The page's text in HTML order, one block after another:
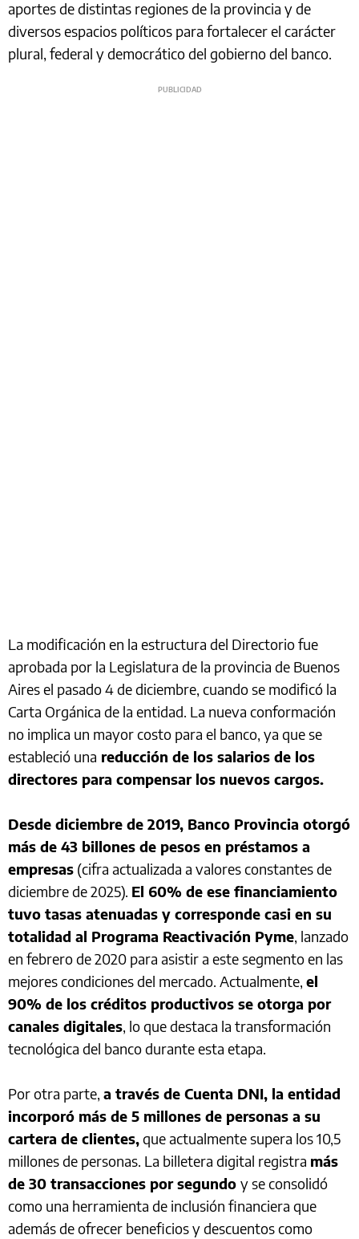
aportes de distintas regiones de la provincia y de
diversos espacios políticos para fortalecer el carácter
plural, federal y democrático del gobierno del banco.
La modificación en la estructura del Directorio fue
aprobada por la Legislatura de la provincia de Buenos
Aires el pasado 4 de diciembre, cuando se modificó la
Carta Orgánica de la entidad. La nueva conformación
no implica un mayor costo para el banco, ya que se
estableció una reducción de los salarios de los
directores para compensar los nuevos cargos.
Desde diciembre de 2019, Banco Provincia otorgó
más de 43 billones de pesos en préstamos a
empresas (cifra actualizada a valores constantes de
diciembre de 2025). El 60% de ese financiamiento
tuvo tasas atenuadas y corresponde casi en su
totalidad al Programa Reactivación Pyme, lanzado
en febrero de 2020 para asistir a este segmento en las
mejores condiciones del mercado. Actualmente, el
90% de los créditos productivos se otorga por
canales digitales, lo que destaca la transformación
tecnológica del banco durante esta etapa.
Por otra parte, a través de Cuenta DNI, la entidad
incorporó más de 5 millones de personas a su
cartera de clientes,que actualmente supera los 10,5
millones de personas. La billetera digital registra más
de 30 transacciones por segundo y se consolidó
como una herramienta de inclusión financiera que
además de ofrecer beneficios y descuentos como